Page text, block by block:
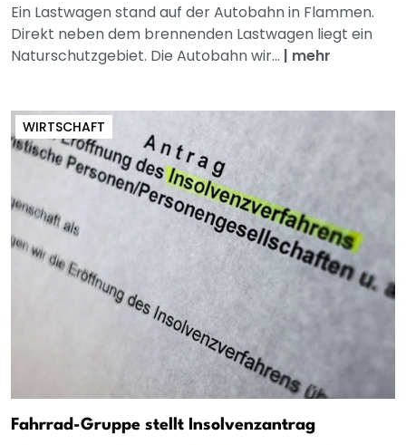
Ein Lastwagen stand auf der Autobahn in Flammen.
Direkt neben dem brennenden Lastwagen liegt ein
Naturschutzgebiet. Die Autobahn wir... | mehr
WIRTSCHAFT
Fahrrad-Gruppe stellt Insolvenzantrag